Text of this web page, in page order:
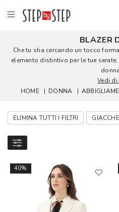
BLAZER
Che tu stia cercando un tocco
elemento distintivo per le tue
Vedi di
HOME
| DONNA |
ELIMINA TUTTI I FILTRI GIACCHE
40%